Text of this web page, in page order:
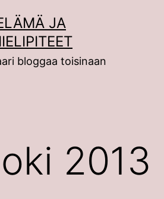
JA
bloggaa toisinaan
2013